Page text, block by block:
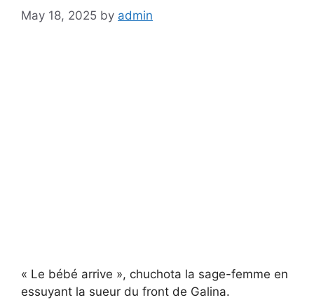
May 18, 2025 by admin
« Le bébé arrive », chuchota la sage-femme en
essuyant la sueur du front de Galina.